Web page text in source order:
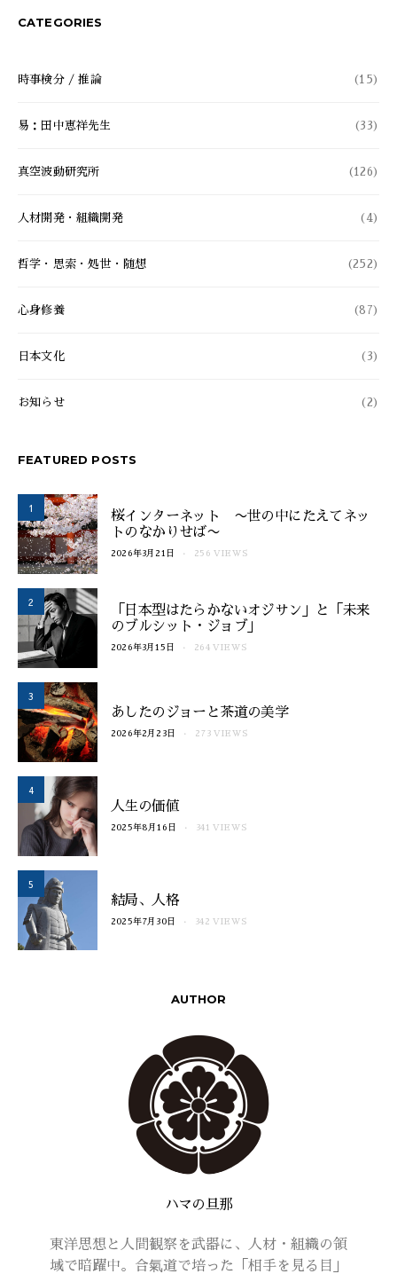
CATEGORIES
時事検分 / 推論 (15)
易：田中恵祥先生 (33)
真空波動研究所 (126)
人材開発・組織開発 (4)
哲学・思索・処世・随想 (252)
心身修養 (87)
日本文化 (3)
お知らせ (2)
FEATURED POSTS
1
桜インターネット 〜世の中にたえてネッ
トのなかりせば〜
2026年3月21日 256 VIEWS
2
「日本型はたらかないオジサン」と「未来
のブルシット・ジョブ」
2026年3月15日 264 VIEWS
3
あしたのジョーと茶道の美学
2026年2月23日 273 VIEWS
4
人生の価値
2025年8月16日 341 VIEWS
5
結局、人格
2025年7月30日 342 VIEWS
AUTHOR
ハマの旦那
東洋思想と人間観察を武器に、人材・組織の領
域で暗躍中。合氣道で培った「相手を見る目」